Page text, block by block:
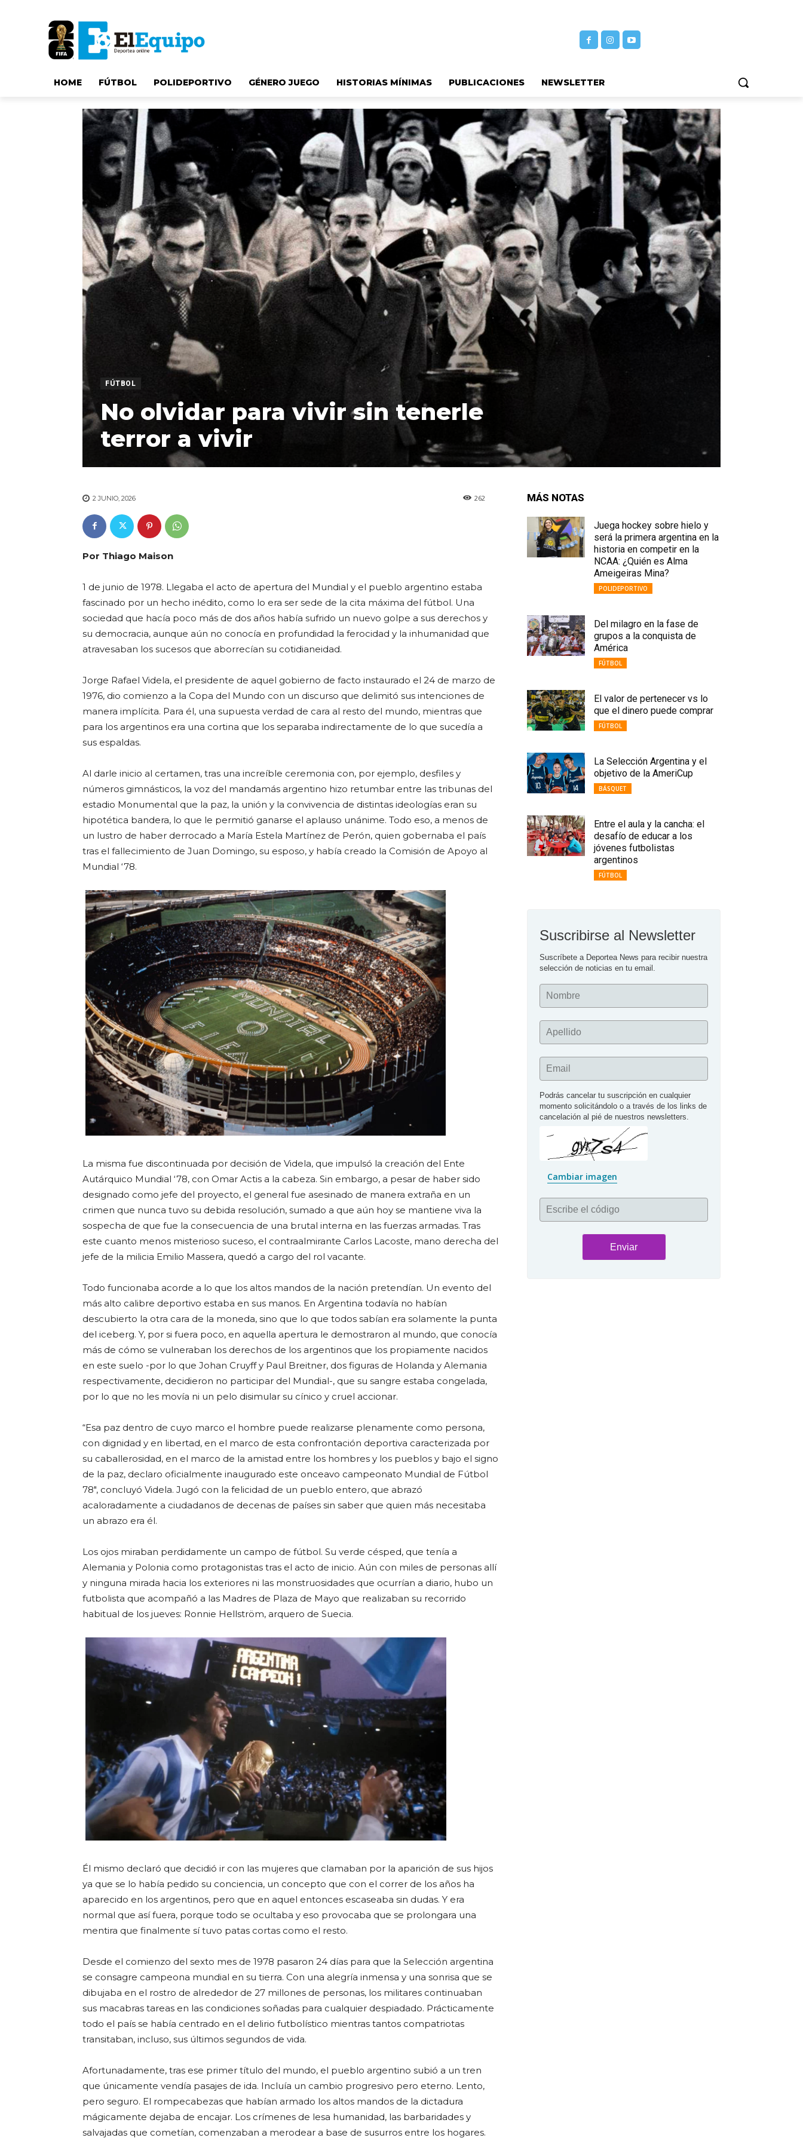
HOME FÚTBOL POLIDEPORTIVO GÉNERO JUEGO HISTORIAS MÍNIMAS PUBLICACIONES NEWSLETTER
FÚTBOL
No olvidar para vivir sin tenerle
terror a vivir
262
2 JUNIO, 2026
Por Thiago Maison
1 de junio de 1978. Llegaba el acto de apertura del Mundial y el pueblo argentino estaba
fascinado por un hecho inédito, como lo era ser sede de la cita máxima del fútbol. Una
sociedad que hacía poco más de dos años había sufrido un nuevo golpe a sus derechos y
su democracia, aunque aún no conocía en profundidad la ferocidad y la inhumanidad que
atravesaban los sucesos que aborrecían su cotidianeidad.
Jorge Rafael Videla, el presidente de aquel gobierno de facto instaurado el 24 de marzo de
1976, dio comienzo a la Copa del Mundo con un discurso que delimitó sus intenciones de
manera implícita. Para él, una supuesta verdad de cara al resto del mundo, mientras que
para los argentinos era una cortina que los separaba indirectamente de lo que sucedía a
sus espaldas.
Al darle inicio al certamen, tras una increíble ceremonia con, por ejemplo, desfiles y
números gimnásticos, la voz del mandamás argentino hizo retumbar entre las tribunas del
estadio Monumental que la paz, la unión y la convivencia de distintas ideologías eran su
hipotética bandera, lo que le permitió ganarse el aplauso unánime. Todo eso, a menos de
un lustro de haber derrocado a María Estela Martínez de Perón, quien gobernaba el país
tras el fallecimiento de Juan Domingo, su esposo, y había creado la Comisión de Apoyo al
Mundial ‘78.
La misma fue discontinuada por decisión de Videla, que impulsó la creación del Ente
Autárquico Mundial ‘78, con Omar Actis a la cabeza. Sin embargo, a pesar de haber sido
designado como jefe del proyecto, el general fue asesinado de manera extraña en un
crimen que nunca tuvo su debida resolución, sumado a que aún hoy se mantiene viva la
sospecha de que fue la consecuencia de una brutal interna en las fuerzas armadas. Tras
este cuanto menos misterioso suceso, el contraalmirante Carlos Lacoste, mano derecha del
jefe de la milicia Emilio Massera, quedó a cargo del rol vacante.
Todo funcionaba acorde a lo que los altos mandos de la nación pretendían. Un evento del
más alto calibre deportivo estaba en sus manos. En Argentina todavía no habían
descubierto la otra cara de la moneda, sino que lo que todos sabían era solamente la punta
del iceberg. Y, por si fuera poco, en aquella apertura le demostraron al mundo, que conocía
más de cómo se vulneraban los derechos de los argentinos que los propiamente nacidos
en este suelo -por lo que Johan Cruyff y Paul Breitner, dos figuras de Holanda y Alemania
respectivamente, decidieron no participar del Mundial-, que su sangre estaba congelada,
por lo que no les movía ni un pelo disimular su cínico y cruel accionar.
“Esa paz dentro de cuyo marco el hombre puede realizarse plenamente como persona,
con dignidad y en libertad, en el marco de esta confrontación deportiva caracterizada por
su caballerosidad, en el marco de la amistad entre los hombres y los pueblos y bajo el signo
de la paz, declaro oficialmente inaugurado este onceavo campeonato Mundial de Fútbol
78″, concluyó Videla. Jugó con la felicidad de un pueblo entero, que abrazó
acaloradamente a ciudadanos de decenas de países sin saber que quien más necesitaba
un abrazo era él.
Los ojos miraban perdidamente un campo de fútbol. Su verde césped, que tenía a
Alemania y Polonia como protagonistas tras el acto de inicio. Aún con miles de personas allí
y ninguna mirada hacia los exteriores ni las monstruosidades que ocurrían a diario, hubo un
futbolista que acompañó a las Madres de Plaza de Mayo que realizaban su recorrido
habitual de los jueves: Ronnie Hellström, arquero de Suecia.
Él mismo declaró que decidió ir con las mujeres que clamaban por la aparición de sus hijos
ya que se lo había pedido su conciencia, un concepto que con el correr de los años ha
aparecido en los argentinos, pero que en aquel entonces escaseaba sin dudas. Y era
normal que así fuera, porque todo se ocultaba y eso provocaba que se prolongara una
mentira que finalmente sí tuvo patas cortas como el resto.
Desde el comienzo del sexto mes de 1978 pasaron 24 días para que la Selección argentina
se consagre campeona mundial en su tierra. Con una alegría inmensa y una sonrisa que se
dibujaba en el rostro de alrededor de 27 millones de personas, los militares continuaban
sus macabras tareas en las condiciones soñadas para cualquier despiadado. Prácticamente
todo el país se había centrado en el delirio futbolístico mientras tantos compatriotas
transitaban, incluso, sus últimos segundos de vida.
Afortunadamente, tras ese primer título del mundo, el pueblo argentino subió a un tren
que únicamente vendía pasajes de ida. Incluía un cambio progresivo pero eterno. Lento,
pero seguro. El rompecabezas que habían armado los altos mandos de la dictadura
mágicamente dejaba de encajar. Los crímenes de lesa humanidad, las barbaridades y
salvajadas que cometían, comenzaban a merodear a base de susurros entre los hogares.
MÁS NOTAS
Juega hockey sobre hielo y
será la primera argentina en la
historia en competir en la
NCAA: ¿Quién es Alma
Ameigeiras Mina?
POLIDEPORTIVO
Del milagro en la fase de
grupos a la conquista de
América
FÚTBOL
El valor de pertenecer vs lo
que el dinero puede comprar
FÚTBOL
La Selección Argentina y el
objetivo de la AmeriCup
BÁSQUET
Entre el aula y la cancha: el
desafío de educar a los
jóvenes futbolistas
argentinos
FÚTBOL
Suscribirse al Newsletter
Suscríbete a Deportea News para recibir nuestra
selección de noticias en tu email.
Nombre
Apellido
Email
Podrás cancelar tu suscripción en cualquier
momento solicitándolo o a través de los links de
cancelación al pié de nuestros newsletters.
Cambiar imagen
Escribe el código